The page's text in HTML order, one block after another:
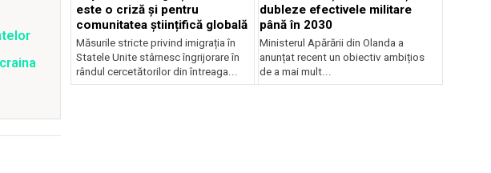
este o criză și pentru
comunitatea științifică globală
Măsurile stricte privind imigrația în
Statele Unite stârnesc îngrijorare în
rândul cercetătorilor din întreaga...
dubleze efectivele militare
până în 2030
Ministerul Apărării din Olanda a
anunțat recent un obiectiv ambițios
de a mai mult...